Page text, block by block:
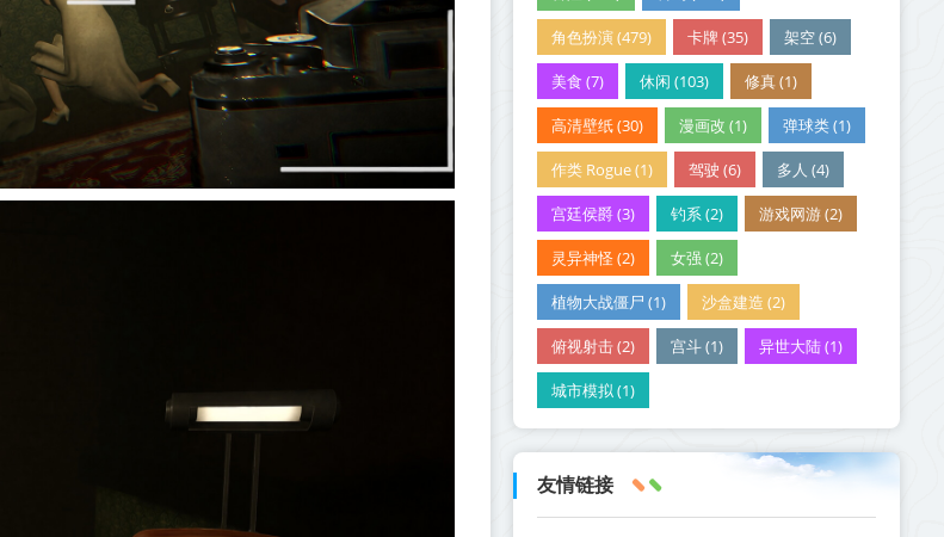
角色扮演 (479) 卡牌 (35) 架空 (6)
美食 (7) 休闲 (103) 修真 (1)
高清壁纸 (30) 漫画改 (1) 弹球类 (1)
作类 Rogue (1) 驾驶 (6) 多人 (4)
宫廷侯爵 (3) 钓系 (2) 游戏网游 (2)
灵异神怪 (2) 女强 (2)
植物大战僵尸 (1) 沙盒建造 (2)
俯视射击 (2) 宫斗 (1) 异世大陆 (1)
城市模拟 (1)
友情链接